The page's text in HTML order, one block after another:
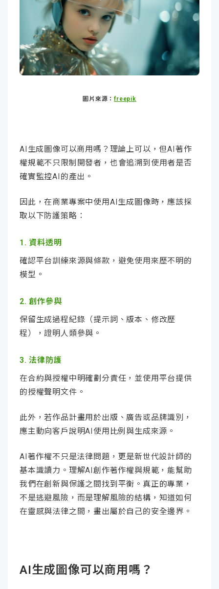
圖片來源：freepik
AI生成圖像可以商用嗎？ 理論上可以，但AI著作
權規範不只限制開發者，也會追溯到使用者是否
確實監控AI的產出。
因此，在商業專案中使用AI生成圖像時，應該採
取以下防護策略：
1. 資料透明
確認平台訓練來源與條款，避免使用來歷不明的
模型。
2. 創作參與
保留生成過程紀錄（提示詞、版本、修改歷
程），證明人類參與。
3. 法律防護
在合約與授權中明確劃分責任，並使用平台提供
的授權聲明文件。
此外，若作品計畫用於出版、廣告或品牌識別，
應主動向客戶說明AI使用比例與生成來源。
AI著作權不只是法律問題，更是新世代設計師的
基本識讀力。理解AI創作著作權與規範，能幫助
我們在創新與保護之間找到平衡。真正的專業，
不是逃避風險，而是理解風險的結構，知道如何
在靈感與法律之間，畫出屬於自己的安全邊界。
AI生成圖像可以商用嗎？